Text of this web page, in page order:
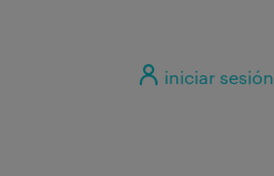
iniciar sesión